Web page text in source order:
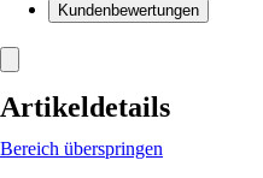
Kundenbewertungen
Artikeldetails
Bereich überspringen